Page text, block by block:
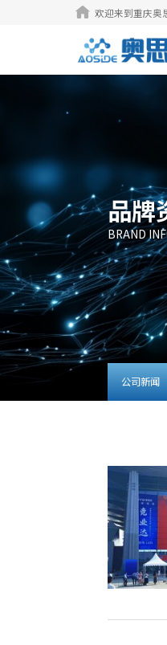
 欢迎来到重庆奥
品牌
BRAND
公司新闻